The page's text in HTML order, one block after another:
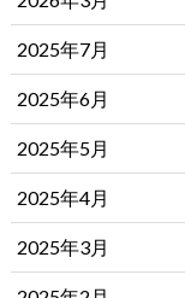
2025年7月
2025年6月
2025年5月
2025年4月
2025年3月